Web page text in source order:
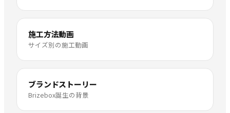
施工方法動画
サイズ別の施工動画
ブランドストーリー
Brizebox誕生の背景